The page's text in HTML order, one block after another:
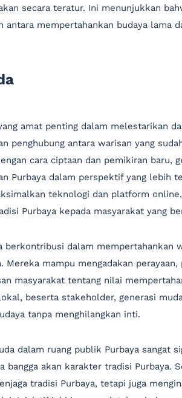
secara teratur. Ini menunjukkan
antara mempertahankan budaya lama
amat penting dalam melestarikan
penghubung antara warisan yang
cara ciptaan dan pemikiran baru,
Purbaya dalam perspektif yang lebih
teknologi dan platform
Purbaya kepada masyarakat yang
berkontribusi dalam mempertahankan
Mereka mampu mengadakan perayaan,
masyarakat tentang nilai
beserta stakeholder, generasi
tanpa menghilangkan inti.
dalam ruang publik Purbaya sangat
bangga akan karakter tradisi Purbaya.
tradisi Purbaya, tetapi juga